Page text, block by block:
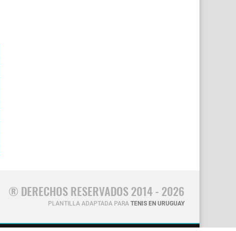
® DERECHOS RESERVADOS 2014 - 2026
PLANTILLA ADAPTADA PARA TENIS EN URUGUAY